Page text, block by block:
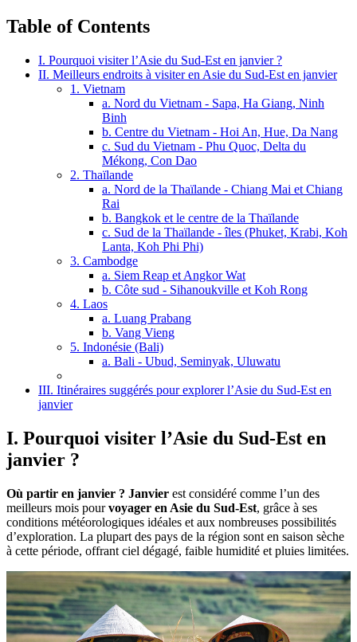
Table of Contents
I. Pourquoi visiter l’Asie du Sud-Est en janvier ?
II. Meilleurs endroits à visiter en Asie du Sud-Est en janvier
1. Vietnam
a. Nord du Vietnam - Sapa, Ha Giang, Ninh
Binh
b. Centre du Vietnam - Hoi An, Hue, Da Nang
c. Sud du Vietnam - Phu Quoc, Delta du
Mékong, Con Dao
2. Thaïlande
a. Nord de la Thaïlande - Chiang Mai et Chiang
Rai
b. Bangkok et le centre de la Thaïlande
c. Sud de la Thaïlande - îles (Phuket, Krabi, Koh
Lanta, Koh Phi Phi)
3. Cambodge
a. Siem Reap et Angkor Wat
b. Côte sud - Sihanoukville et Koh Rong
4. Laos
a. Luang Prabang
b. Vang Vieng
5. Indonésie (Bali)
a. Bali - Ubud, Seminyak, Uluwatu
III. Itinéraires suggérés pour explorer l’Asie du Sud-Est en
janvier
I. Pourquoi visiter l’Asie du Sud-Est en
janvier ?
Où partir en janvier ? Janvier est considéré comme l’un des
meilleurs mois pourvoyager en Asie du Sud-Est, grâce à ses
conditions météorologiques idéales et aux nombreuses possibilités
d’exploration. La plupart des pays de la région sont en saison sèche
à cette période, offrant ciel dégagé, faible humidité et pluies limitées.